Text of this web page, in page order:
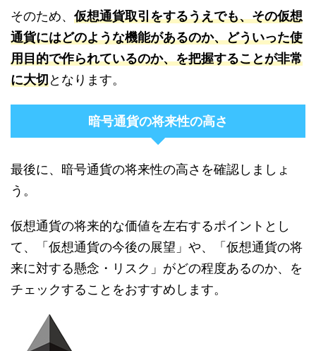
そのため、仮想通貨取引をするうえでも、その仮想
通貨にはどのような機能があるのか、どういった使
用目的で作られているのか、を把握することが非常
に大切となります。
暗号通貨の将来性の高さ
最後に、暗号通貨の将来性の高さを確認しましょ
う。
仮想通貨の将来的な価値を左右するポイントとし
て、「仮想通貨の今後の展望」や、「仮想通貨の将
来に対する懸念・リスク」がどの程度あるのか、を
チェックすることをおすすめします。